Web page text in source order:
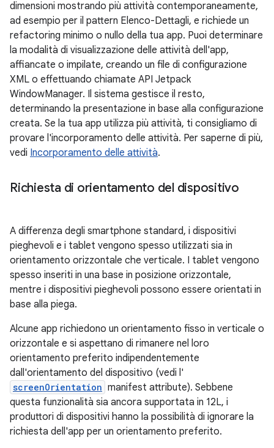
dimensioni mostrando più attività contemporaneamente,
ad esempio per il pattern Elenco-Dettagli, e richiede un
refactoring minimo o nullo della tua app. Puoi determinare
la modalità di visualizzazione delle attività dell'app,
affiancate o impilate, creando un file di configurazione
XML o effettuando chiamate API Jetpack
WindowManager. Il sistema gestisce il resto,
determinando la presentazione in base alla configurazione
creata. Se la tua app utilizza più attività, ti consigliamo di
provare l'incorporamento delle attività. Per saperne di più,
vedi Incorporamento delle attività.
Richiesta di orientamento del dispositivo
A differenza degli smartphone standard, i dispositivi
pieghevoli e i tablet vengono spesso utilizzati sia in
orientamento orizzontale che verticale. I tablet vengono
spesso inseriti in una base in posizione orizzontale,
mentre i dispositivi pieghevoli possono essere orientati in
base alla piega.
Alcune app richiedono un orientamento fisso in verticale o
orizzontale e si aspettano di rimanere nel loro
orientamento preferito indipendentemente
dall'orientamento del dispositivo (vedi l'
screenOrientation manifest attribute). Sebbene
questa funzionalità sia ancora supportata in 12L, i
produttori di dispositivi hanno la possibilità di ignorare la
richiesta dell'app per un orientamento preferito.